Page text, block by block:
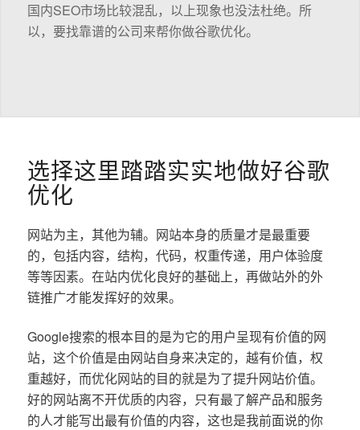
国内SEO市场比较混乱，以上现象也没法杜绝。所
以，要找靠谱的公司来帮你做谷歌优化。
选择这里踏踏实实地做好谷歌
优化
网站为主，其他为辅。网站本身的质量才是最重要
的，包括内容，结构，代码，权重传递，用户体验度
等等因素。在站内优化良好的基础上，再做站外的外
链推广才能发挥好的效果。
Google搜索的根本目的是为它的用户呈现有价值的网
站，这个价值是由网站自身来决定的，越有价值，权
重越好，而优化网站的目的就是为了提升网站价值。
好的网站离不开优质的内容，只有最了解产品和服务
的人才能写出最有价值的内容，这也是我前面说的你